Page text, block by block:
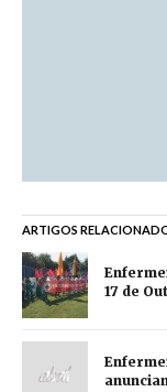
ARTIGOS
17 de